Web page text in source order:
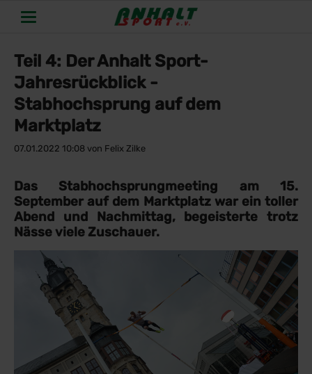
Teil 4: Der Anhalt Sport-
Jahresrückblick -
Stabhochsprung auf dem
Marktplatz
07.01.2022 10:08 von Felix Zilke
Das Stabhochsprungmeeting am 15.
September auf dem Marktplatz war ein toller
Abend und Nachmittag, begeisterte trotz
Nässe viele Zuschauer.